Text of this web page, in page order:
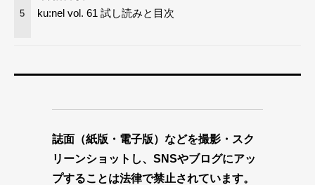
5 ku:nel vol. 61 試し読みと目次
誌面（紙版・電子版）などを撮影・スク
リーンショットし、SNSやブログにアッ
プすることは法律で禁止されています。